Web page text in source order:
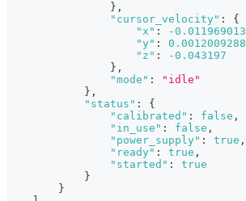
} ,
"cursor_velocity" :
{
"x" : -0.011969013
"y" : 0.0012009288
"z" :
-0.043197
} ,
"mode" :
"idle"
} ,
"status" :
{
"calibrated" : false ,
"in_use" : false ,
"power_supply" : true ,
"ready" : true ,
"started" :
true
}
}